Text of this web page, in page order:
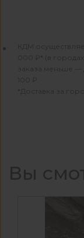
КДМ
000 ₽* (в
заказа меньше —
100 ₽.
*Доставка за
Вы